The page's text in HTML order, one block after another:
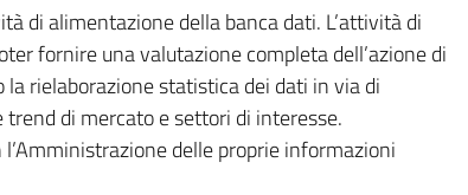
di alimentazione della banca dati. L’attività di
fornire una valutazione completa dell’azione di
rielaborazione statistica dei dati in via di
di mercato e settori di interesse.
delle proprie informazioni